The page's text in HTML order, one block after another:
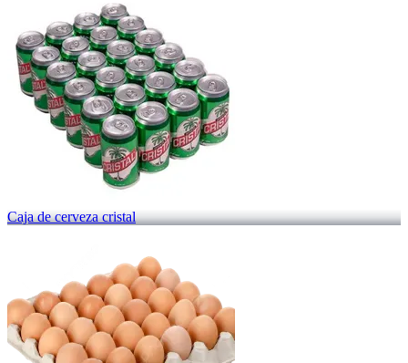
Caja de cerveza cristal